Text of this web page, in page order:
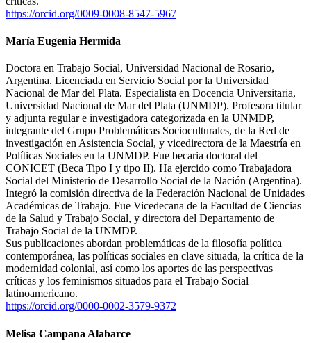
https://orcid.org/0009-0008-8547-5967
María Eugenia Hermida
Doctora en Trabajo Social, Universidad Nacional de Rosario,
Argentina. Licenciada en Servicio Social por la Universidad
Nacional de Mar del Plata. Especialista en Docencia Universitaria,
Universidad Nacional de Mar del Plata (UNMDP). Profesora titular
y adjunta regular e investigadora categorizada en la UNMDP,
integrante del Grupo Problemáticas Socioculturales, de la Red de
investigación en Asistencia Social, y vicedirectora de la Maestría en
Políticas Sociales en la UNMDP. Fue becaria doctoral del
CONICET (Beca Tipo I y tipo II). Ha ejercido como Trabajadora
Social del Ministerio de Desarrollo Social de la Nación (Argentina).
Integró la comisión directiva de la Federación Nacional de Unidades
Académicas de Trabajo. Fue Vicedecana de la Facultad de Ciencias
de la Salud y Trabajo Social, y directora del Departamento de
Trabajo Social de la UNMDP.
Sus publicaciones abordan problemáticas de la filosofía política
contemporánea, las políticas sociales en clave situada, la crítica de la
modernidad colonial, así como los aportes de las perspectivas
críticas y los feminismos situados para el Trabajo Social
latinoamericano.
https://orcid.org/0000-0002-3579-9372
Melisa Campana Alabarce